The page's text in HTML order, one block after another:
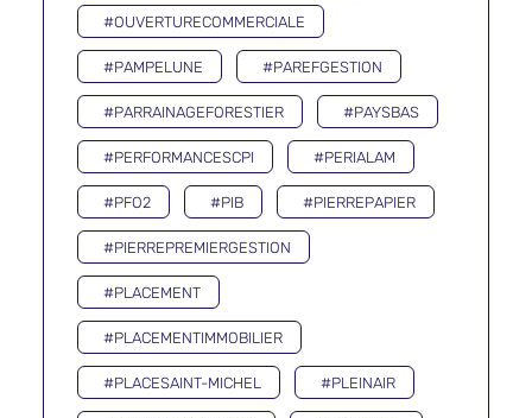
#OUVERTURECOMMERCIALE
#PAMPELUNE #PAREFGESTION
#PARRAINAGEFORESTIER #PAYSBAS
#PERFORMANCESCPI #PERIALAM
#PFO2 #PIB #PIERREPAPIER
#PIERREPREMIERGESTION
#PLACEMENT
#PLACEMENTIMMOBILIER
#PLACESAINT-MICHEL #PLEINAIR